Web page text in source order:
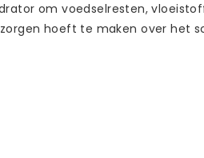
om voedselresten,
hoeft te maken over het